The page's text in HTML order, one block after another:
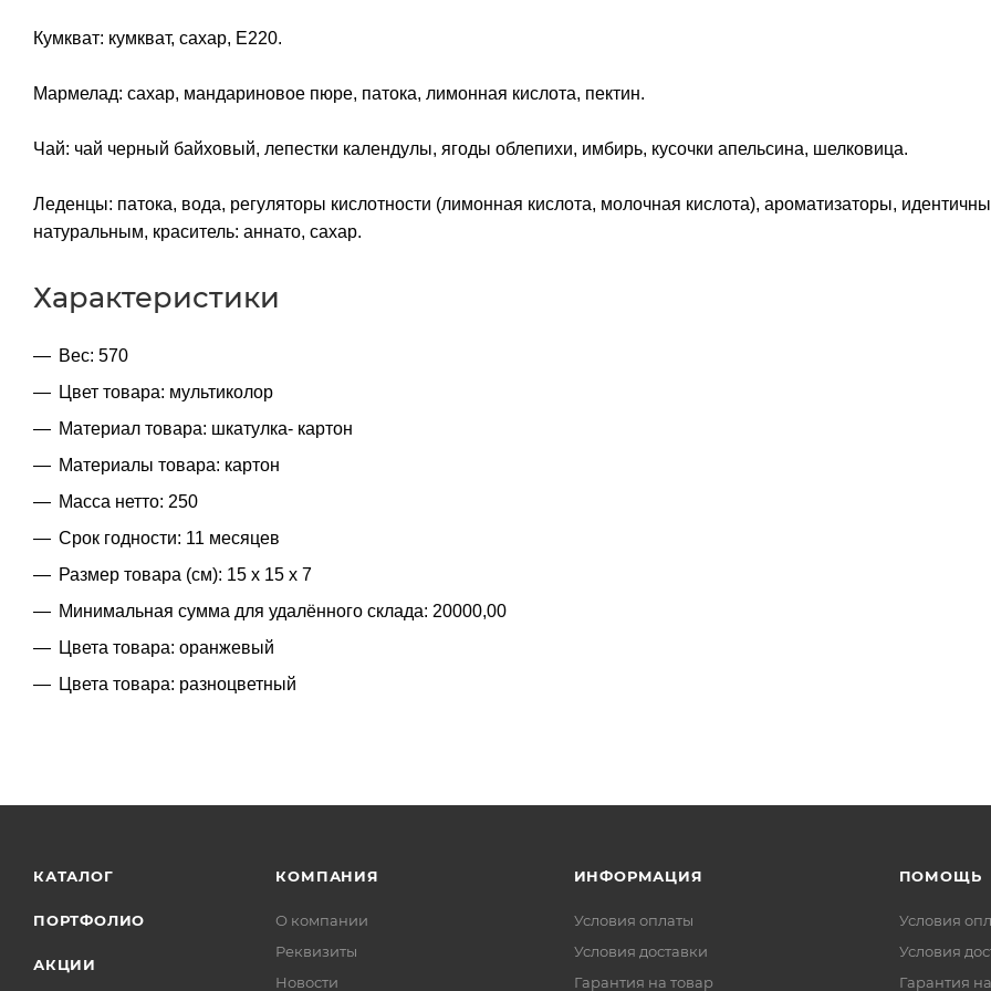
Кумкват: кумкват, сахар, Е220.
Мармелад: сахар, мандариновое пюре, патока, лимонная кислота, пектин.
Чай: чай черный байховый, лепестки календулы, ягоды облепихи, имбирь, кусочки апельсина, шелковица.
Леденцы: патока, вода, регуляторы кислотности (лимонная кислота, молочная кислота), ароматизаторы,
натуральным, краситель: аннато, сахар.
Характеристики
Вес: 570
Цвет товара: мультиколор
Материал товара: шкатулка- картон
Материалы товара: картон
Масса нетто: 250
Срок годности: 11 месяцев
Размер товара (см): 15 х 15 х 7
Минимальная сумма для удалённого склада: 20000,00
Цвета товара: оранжевый
Цвета товара: разноцветный
КАТАЛОГ
ПОРТФОЛИО
АКЦИИ
КОМПАНИЯ
О компании
Реквизиты
Новости
ИНФОРМАЦИЯ
Условия оплаты
Условия доставки
Гарантия на товар
ПОМОЩЬ
Условия
Условия
Гарантия